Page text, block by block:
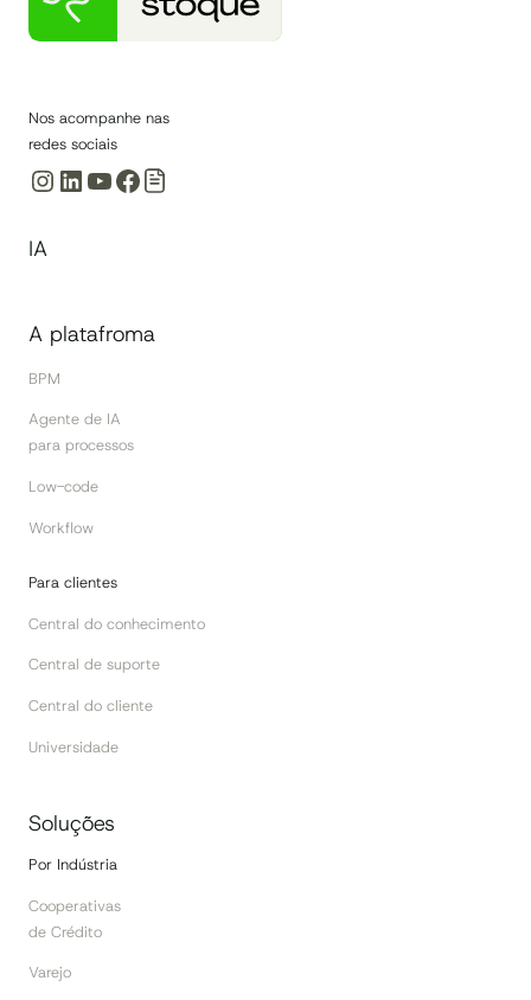
Nos acompanhe nas
redes sociais
Instagram
LinkedIn
Youtube
Facebook
IA
A platafroma
BPM
Agente de IA
para processos
Low-code
Workflow
Para clientes
Central do conhecimento
Central de suporte
Central do cliente
Universidade
Soluções
Por Indústria
Cooperativas
de Crédito
Varejo